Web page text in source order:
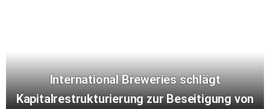
International Breweries schlägt
Kapitalrestrukturierung zur Beseitigung von